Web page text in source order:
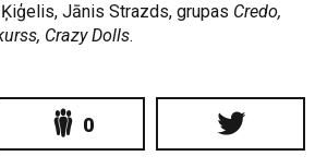
Jānis Strazds, grupas Credo,
Crazy Dolls.
0